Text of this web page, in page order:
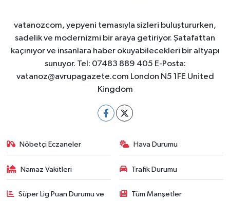
vatanozcom, yepyeni temasıyla sizleri buluştururken,
sadelik ve modernizmi bir araya getiriyor. Şatafattan
kaçınıyor ve insanlara haber okuyabilecekleri bir altyapı
sunuyor. Tel: 07483 889 405 E-Posta:
vatanoz@avrupagazete.com London N5 1FE United
Kingdom
Nöbetçi Eczaneler Hava Durumu
Namaz Vakitleri Trafik Durumu
Süper Lig Puan Durumu ve Tüm Manşetler